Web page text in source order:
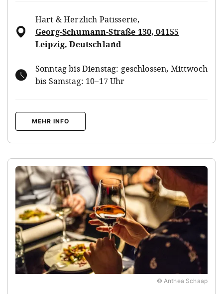
Hart & Herzlich Patisserie,
Georg-Schumann-Straße 130, 04155
Leipzig, Deutschland
Sonntag bis Dienstag: geschlossen, Mittwoch
bis Samstag: 10–17 Uhr
MEHR INFO
© Anthea Schaap